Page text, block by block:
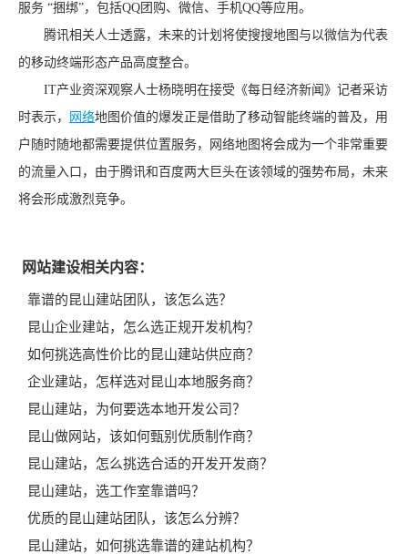
服务 “捆绑”，包括QQ团购、微信、手机QQ等应用。
腾讯相关人士透露，未来的计划将使搜搜地图与以微信为代表
的移动终端形态产品高度整合。
IT产业资深观察人士杨晓明在接受《每日经济新闻》记者采访
时表示，
网络地图价值的爆发正是借助了移动智能终端的普及，用
户随时随地都需要提供位置服务，网络地图将会成为一个非常重要
的流量入口，由于腾讯和百度两大巨头在该领域的强势布局，未来
将会形成激烈竞争。
网站建设相关内容：
靠谱的昆山建站团队，该怎么选？
昆山企业建站，怎么选正规开发机构？
如何挑选高性价比的昆山建站供应商？
企业建站，怎样选对昆山本地服务商？
昆山建站，为何要选本地开发公司？
昆山做网站，该如何甄别优质制作商？
昆山建站，怎么挑选合适的开发开发商？
昆山建站，选工作室靠谱吗？
优质的昆山建站团队，该怎么分辨？
昆山建站，如何挑选靠谱的建站机构？